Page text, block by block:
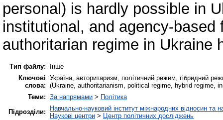
personal) is hardly possible in
institutional, and agency-
authoritarian regime in Ukraine
Тип файлу:
Інше
Ключові
слова:
Україна, авторитаризм, політичний режим, гібридний
(Ukraine, authoritarianism, political regime, hybrid regime,
Теми: За напрямами > Політика
Підрозділи:
Навчально-науковий інститут міжнародних відносин та
Наукові центри > Центр політичних досліджень